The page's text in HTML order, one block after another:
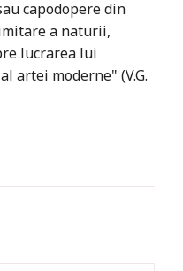
capodopere din
a naturii,
lucrarea lui
artei moderne" (V.G.